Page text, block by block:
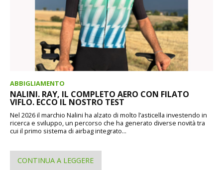
ABBIGLIAMENTO
NALINI. RAY, IL COMPLETO AERO CON FILATO
VIFLO. ECCO IL NOSTRO TEST
Nel 2026 il marchio Nalini ha alzato di molto l’asticella investendo in
ricerca e sviluppo, un percorso che ha generato diverse novità tra
cui il primo sistema di airbag integrato...
CONTINUA A LEGGERE